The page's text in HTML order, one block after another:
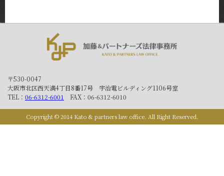
〒530-0047
大阪市北区西天満4丁目8番17号 宇治電ビルディング1106号室
TEL： 06-6312-6001 FAX：06-6312-6010
Copyright © 2014 Kato & partners law office. All Right Reserved.